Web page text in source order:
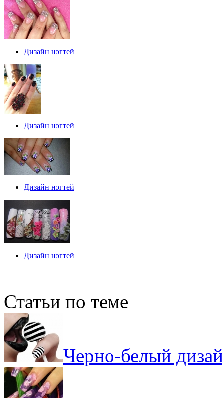
Дизайн ногтей
Дизайн ногтей
Дизайн ногтей
Дизайн ногтей
Статьи по теме
Черно-белый